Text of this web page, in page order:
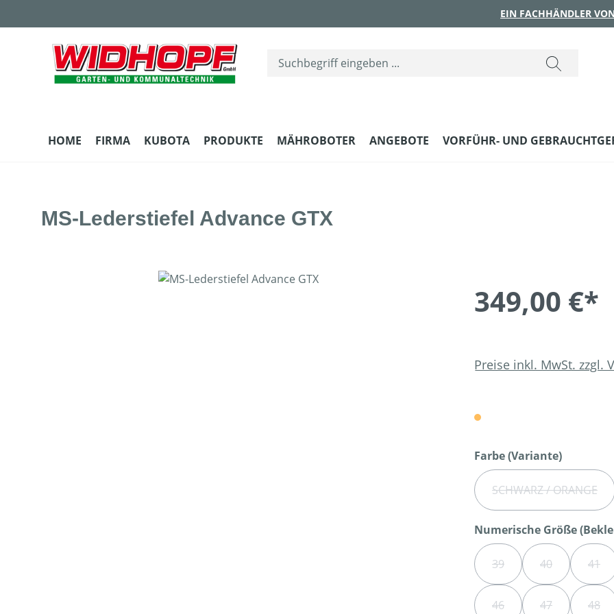
EIN FACHHÄNDLER
HOME FIRMA KUBOTA PRODUKTE MÄHROBOTER ANGEBOTE VORFÜHR- UND
MS-Lederstiefel Advance GTX
Bildergalerie überspringen
349,00 €*
Preise inkl. MwSt. zzgl.
Farbe (Variante)
SCHWARZ / ORANGE
(DIESE
Numerische Größe
39(DIESE OPTION IST
40(DIESE 41
46 47 48